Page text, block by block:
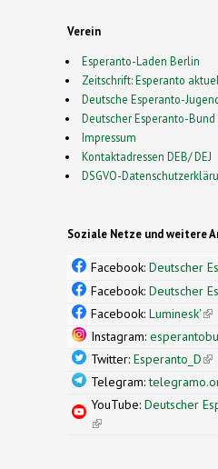
Verein
Esperanto-Laden Berlin
Zeitschrift: Esperanto
Deutsche Esperanto-
Deutscher Esperanto-Bund
Impressum
Kontaktadressen DEB/ DEJ
DSGVO-
Soziale Netze und weitere
Facebook: Deutscher
Facebook: Deutscher
Facebook: Luminesk'
Instagram:
Twitter: Esperanto_D
Telegram:
YouTube: Deutscher
(link is external)